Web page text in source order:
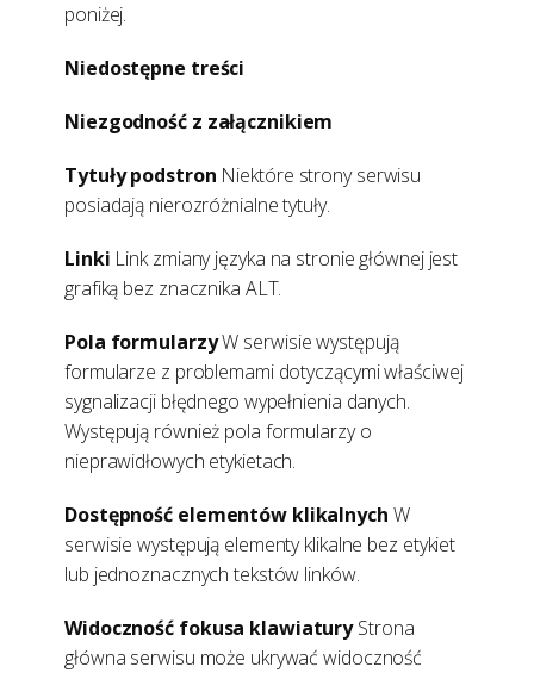
poniżej.
Niedostępne treści
Niezgodność z załącznikiem
Tytuły podstron Niektóre strony serwisu
posiadają nierozróżnialne tytuły.
Linki Link zmiany języka na stronie głównej jest
grafiką bez znacznika ALT.
Pola formularzyW serwisie występują
formularze z problemami dotyczącymi właściwej
sygnalizacji błędnego wypełnienia danych.
Występują również pola formularzy o
nieprawidłowych etykietach.
Dostępność elementów klikalnych W
serwisie występują elementy klikalne bez etykiet
lub jednoznacznych tekstów linków.
Widoczność fokusa klawiaturyStrona
główna serwisu może ukrywać widoczność